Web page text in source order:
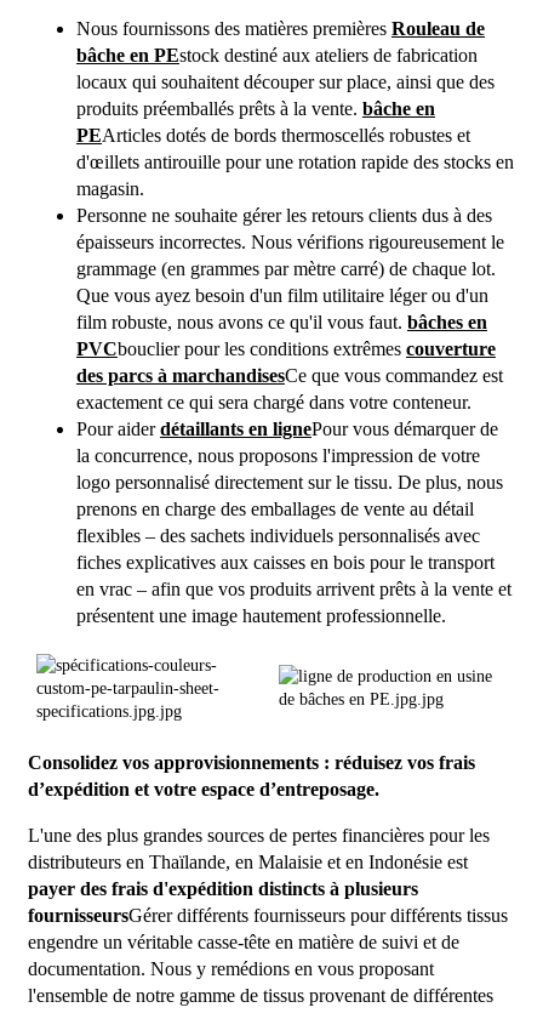
Nous fournissons des matières premières Rouleau de
bâche en PEstock destiné aux ateliers de fabrication
locaux qui souhaitent découper sur place, ainsi que des
produits préemballés prêts à la vente. bâche en
PEArticles dotés de bords thermoscellés robustes et
d'œillets antirouille pour une rotation rapide des stocks en
magasin.
Personne ne souhaite gérer les retours clients dus à des
épaisseurs incorrectes. Nous vérifions rigoureusement le
grammage (en grammes par mètre carré) de chaque lot.
Que vous ayez besoin d'un film utilitaire léger ou d'un
film robuste, nous avons ce qu'il vous faut. bâches en
PVCbouclier pour les conditions extrêmes couverture
des parcs à marchandisesCe que vous commandez est
exactement ce qui sera chargé dans votre conteneur.
Pour aiderdétaillants en lignePour vous démarquer de
la concurrence, nous proposons l'impression de votre
logo personnalisé directement sur le tissu. De plus, nous
prenons en charge des emballages de vente au détail
flexibles – des sachets individuels personnalisés avec
fiches explicatives aux caisses en bois pour le transport
en vrac – afin que vos produits arrivent prêts à la vente et
présentent une image hautement professionnelle.
Consolidez vos approvisionnements : réduisez vos frais
d’expédition et votre espace d’entreposage.
L'une des plus grandes sources de pertes financières pour les
distributeurs en Thaïlande, en Malaisie et en Indonésie est
payer des frais d'expédition distincts à plusieurs
fournisseursGérer différents fournisseurs pour différents tissus
engendre un véritable casse-tête en matière de suivi et de
documentation. Nous y remédions en vous proposant
l'ensemble de notre gamme de tissus provenant de différentes